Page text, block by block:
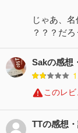
じゃあ、
？？？だろ
Sakの感想
このレ
TTの感想